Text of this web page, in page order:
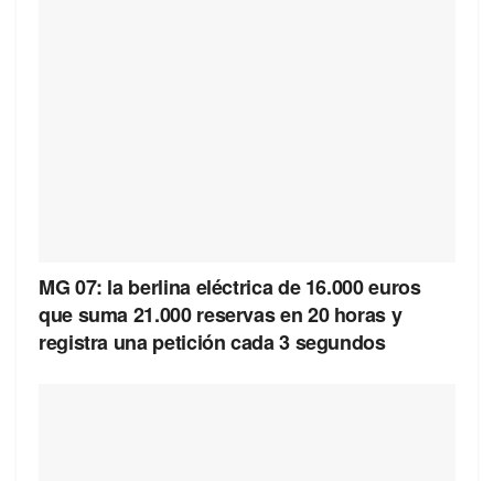
MG 07: la berlina eléctrica de 16.000 euros
que suma 21.000 reservas en 20 horas y
registra una petición cada 3 segundos